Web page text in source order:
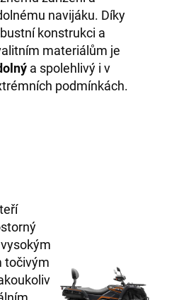
navijáku. Díky
konstrukci a
materiálům je
a spolehlivý i v
podmínkách.
točivým